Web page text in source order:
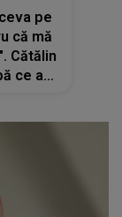
pe
că mă
Cătălin
ce a